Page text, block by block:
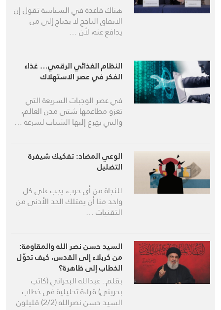
هناك قاعدة في السياسة تقول إن
الاتفاق الناجح لا يحتاج إلى من
يدافع عنه، لأن …
النظام الغذائي الرقمي… غذاء
الفكر في عصر الاستهلاك
في عصر الوجبات السريعة التي
تغزو مطاعمها شتى مدن العالم،
والتي يهرع إليها الشباب لسرعة …
الوعي المضاد: تفكيك شيفرة
التضليل
للنجاة من أي حرب، يجب على كل
واحد منا أن يمتلك الحد الأدنى من
التقنيات …
السيد حسن نصر الله والمقاومة:
من كربلاء إلى القدس، كيف تحوّل
الخطاب إلى ظاهرة؟
بقلم.. عبدالله البحراني (كاتب
بحريني) قراءة تحليلية في خطاب
السيد حسن نصرالله (2/2) قليلون